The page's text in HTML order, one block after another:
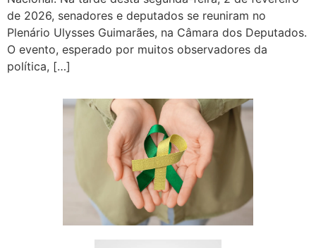
de 2026, senadores e deputados se reuniram no
Plenário Ulysses Guimarães, na Câmara dos Deputados.
O evento, esperado por muitos observadores da
política, […]